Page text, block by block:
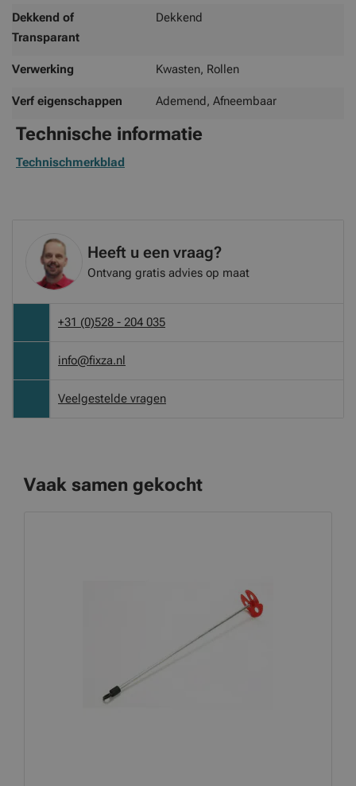
Dekkend of
Transparant
Dekkend
Verwerking Kwasten, Rollen
Verf eigenschappen Ademend, Afneembaar
Technische informatie
Technischmerkblad
Heeft u een vraag?
Ontvang gratis advies op maat
+31 (0)528 - 204 035
info@fixza.nl
Veelgestelde vragen
Vaak samen gekocht